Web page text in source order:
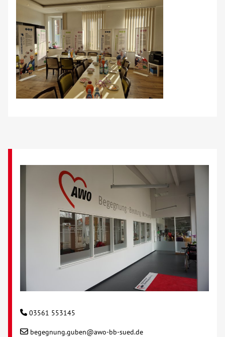
03561 553145
begegnung.guben@awo-bb-sued.de